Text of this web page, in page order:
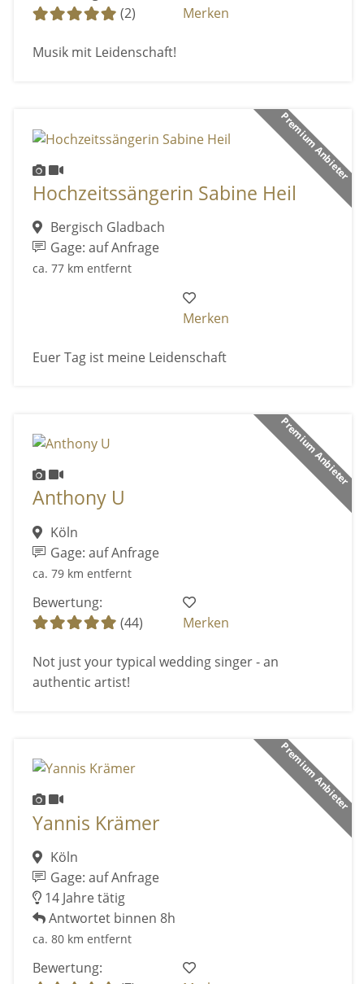
(2)
Merken
Musik mit Leidenschaft!
Premium Anbieter
Hochzeitssängerin Sabine Heil
Bergisch Gladbach
Gage: auf Anfrage
ca. 77 km entfernt
Merken
Euer Tag ist meine Leidenschaft
Premium Anbieter
Anthony U
Köln
Gage: auf Anfrage
ca. 79 km entfernt
Bewertung:
(44)
Merken
Not just your typical wedding singer - an
authentic artist!
Premium Anbieter
Yannis Krämer
Köln
Gage: auf Anfrage
14 Jahre tätig
Antwortet binnen 8h
ca. 80 km entfernt
Bewertung: